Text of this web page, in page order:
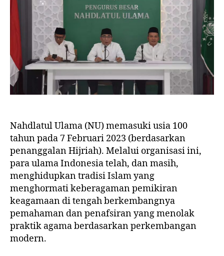
Nahdlatul Ulama (NU) memasuki usia 100
tahun pada 7 Februari 2023 (berdasarkan
penanggalan Hijriah). Melalui organisasi ini,
para ulama Indonesia telah, dan masih,
menghidupkan tradisi Islam yang
menghormati keberagaman pemikiran
keagamaan di tengah berkembangnya
pemahaman dan penafsiran yang menolak
praktik agama berdasarkan perkembangan
modern.